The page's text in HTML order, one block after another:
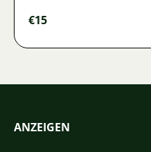
€15
ANZEIGEN